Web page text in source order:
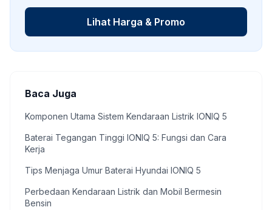
Lihat Harga & Promo
Baca Juga
Komponen Utama Sistem Kendaraan Listrik IONIQ 5
Baterai Tegangan Tinggi IONIQ 5: Fungsi dan Cara
Kerja
Tips Menjaga Umur Baterai Hyundai IONIQ 5
Perbedaan Kendaraan Listrik dan Mobil Bermesin
Bensin